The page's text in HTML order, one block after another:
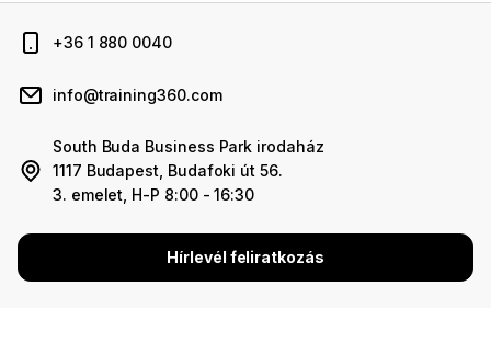
+36 1 880 0040
info@training360.com
South Buda Business Park irodaház
1117 Budapest, Budafoki út 56.
3. emelet, H-P 8:00 - 16:30
Hírlevél feliratkozás